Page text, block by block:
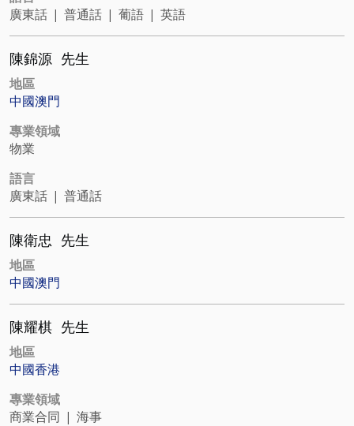
廣東話 | 普通話 | 葡語 | 英語
陳錦源 先生
地區
中國澳門
專業領域
物業
語言
廣東話 | 普通話
陳衛忠 先生
地區
中國澳門
陳耀棋 先生
地區
中國香港
專業領域
商業合同 | 海事